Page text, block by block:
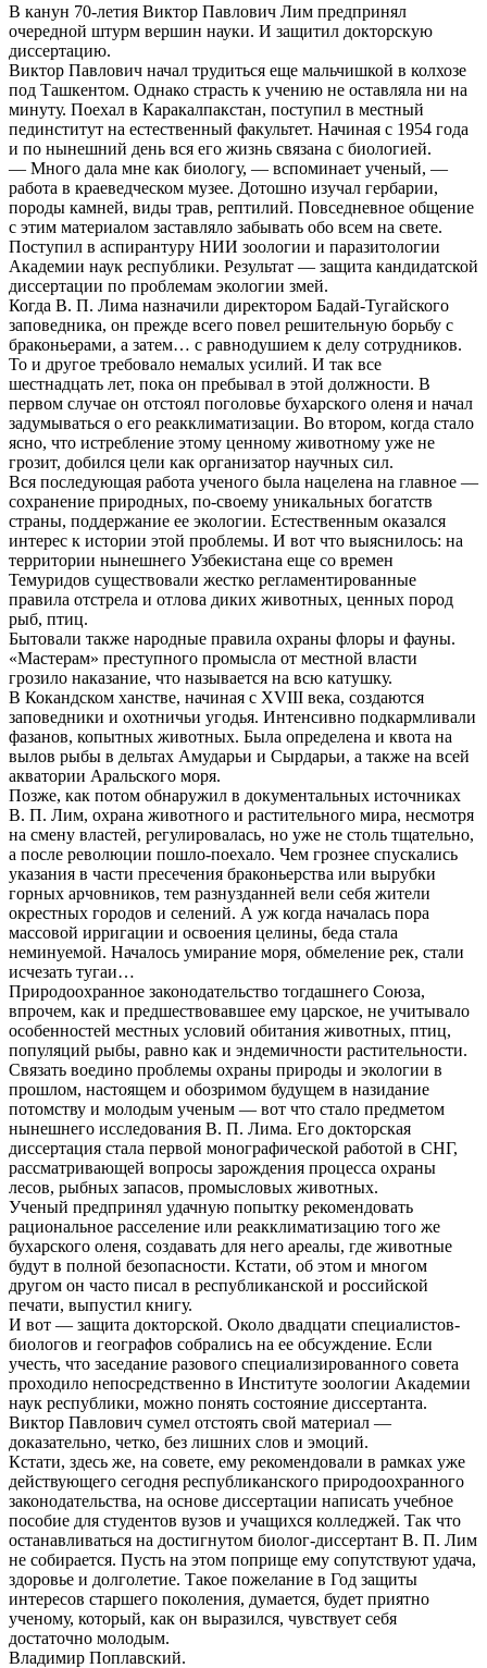
В канун 70-летия Виктор Павлович Лим предпринял
очередной штурм вершин науки. И защитил докторскую
диссертацию.
Виктор Павлович начал трудиться еще мальчишкой в колхозе
под Ташкентом. Однако страсть к учению не оставляла ни на
минуту. Поехал в Каракалпакстан, поступил в местный
пединститут на естественный факультет. Начиная с 1954 года
и по нынешний день вся его жизнь связана с биологией.
— Много дала мне как биологу, — вспоминает ученый, —
работа в краеведческом музее. Дотошно изучал гербарии,
породы камней, виды трав, рептилий. Повседневное общение
с этим материалом заставляло забывать обо всем на свете.
Поступил в аспирантуру НИИ зоологии и паразитологии
Академии наук республики. Результат — защита кандидатской
диссертации по проблемам экологии змей.
Когда В. П. Лима назначили директором Бадай-Тугайского
заповедника, он прежде всего повел решительную борьбу с
браконьерами, а затем… с равнодушием к делу сотрудников.
То и другое требовало немалых усилий. И так все
шестнадцать лет, пока он пребывал в этой должности. В
первом случае он отстоял поголовье бухарского оленя и начал
задумываться о его реакклиматизации. Во втором, когда стало
ясно, что истребление этому ценному животному уже не
грозит, добился цели как организатор научных сил.
Вся последующая работа ученого была нацелена на главное —
сохранение природных, по-своему уникальных богатств
страны, поддержание ее экологии. Естественным оказался
интерес к истории этой проблемы. И вот что выяснилось: на
территории нынешнего Узбекистана еще со времен
Темуридов существовали жестко регламентированные
правила отстрела и отлова диких животных, ценных пород
рыб, птиц.
Бытовали также народные правила охраны флоры и фауны.
«Мастерам» преступного промысла от местной власти
грозило наказание, что называется на всю катушку.
В Кокандском ханстве, начиная с XVIII века, создаются
заповедники и охотничьи угодья. Интенсивно подкармливали
фазанов, копытных животных. Была определена и квота на
вылов рыбы в дельтах Амударьи и Сырдарьи, а также на всей
акватории Аральского моря.
Позже, как потом обнаружил в документальных источниках
В. П. Лим, охрана животного и растительного мира, несмотря
на смену властей, регулировалась, но уже не столь тщательно,
а после революции пошло-поехало. Чем грознее спускались
указания в части пресечения браконьерства или вырубки
горных арчовников, тем разнузданней вели себя жители
окрестных городов и селений. А уж когда началась пора
массовой ирригации и освоения целины, беда стала
неминуемой. Началось умирание моря, обмеление рек, стали
исчезать тугаи…
Природоохранное законодательство тогдашнего Союза,
впрочем, как и предшествовавшее ему царское, не учитывало
особенностей местных условий обитания животных, птиц,
популяций рыбы, равно как и эндемичности растительности.
Связать воедино проблемы охраны природы и экологии в
прошлом, настоящем и обозримом будущем в назидание
потомству и молодым ученым — вот что стало предметом
нынешнего исследования В. П. Лима. Его докторская
диссертация стала первой монографической работой в СНГ,
рассматривающей вопросы зарождения процесса охраны
лесов, рыбных запасов, промысловых животных.
Ученый предпринял удачную попытку рекомендовать
рациональное расселение или реакклиматизацию того же
бухарского оленя, создавать для него ареалы, где животные
будут в полной безопасности. Кстати, об этом и многом
другом он часто писал в республиканской и российской
печати, выпустил книгу.
И вот — защита докторской. Около двадцати специалистов-
биологов и географов собрались на ее обсуждение. Если
учесть, что заседание разового специализированного совета
проходило непосредственно в Институте зоологии Академии
наук республики, можно понять состояние диссертанта.
Виктор Павлович сумел отстоять свой материал —
доказательно, четко, без лишних слов и эмоций.
Кстати, здесь же, на совете, ему рекомендовали в рамках уже
действующего сегодня республиканского природоохранного
законодательства, на основе диссертации написать учебное
пособие для студентов вузов и учащихся колледжей. Так что
останавливаться на достигнутом биолог-диссертант В. П. Лим
не собирается. Пусть на этом поприще ему сопутствуют удача,
здоровье и долголетие. Такое пожелание в Год защиты
интересов старшего поколения, думается, будет приятно
ученому, который, как он выразился, чувствует себя
достаточно молодым.
Владимир Поплавский.